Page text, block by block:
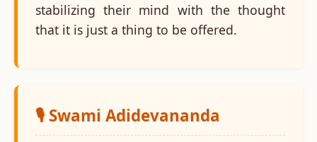
stabilizing their mind with the thought
that it is just a thing to be offered.
🎙️ Swami Adidevananda